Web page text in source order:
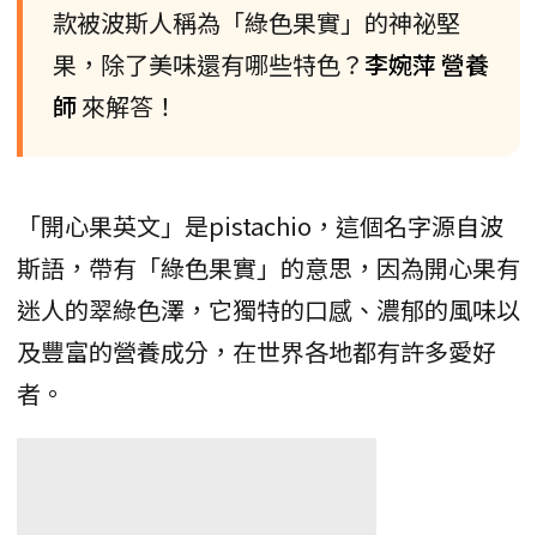
款被波斯人稱為「綠色果實」的神祕堅
果，除了美味還有哪些特色？ 李婉萍營養
師來解答！
「開心果英文」是pistachio，這個名字源自波
斯語，帶有「綠色果實」的意思，因為開心果有
迷人的翠綠色澤，它獨特的口感、濃郁的風味以
及豐富的營養成分，在世界各地都有許多愛好
者。